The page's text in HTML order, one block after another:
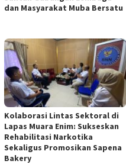
dan Masyarakat Muba Bersatu
Kolaborasi Lintas Sektoral di
Lapas Muara Enim: Sukseskan
Rehabilitasi Narkotika
Sekaligus Promosikan Sapena
Bakery